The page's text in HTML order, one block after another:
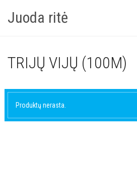
Juoda ritė
TRIJŲ VIJŲ (100M)
Produktų nerasta.